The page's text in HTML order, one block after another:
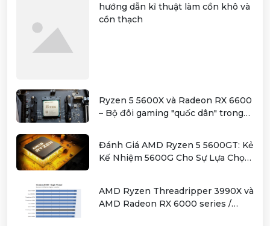
hướng dẫn kĩ thuật làm cồn khô và
cồn thạch
Ryzen 5 5600X và Radeon RX 6600
– Bộ đôi gaming "quốc dân" trong
Đánh Giá AMD Ryzen 5 5600GT: Kẻ
Kế Nhiệm 5600G Cho Sự Lựa Chọn
AMD Ryzen Threadripper 3990X và
AMD Radeon RX 6000 series /